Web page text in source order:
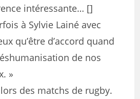
intéressante… []
à Sylvie Lainé avec
qu’être d’accord quand
de nos
»
des matchs de rugby.